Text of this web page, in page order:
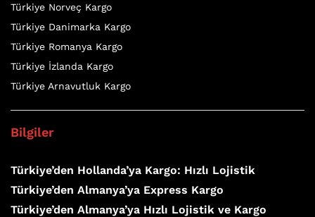
Türkiye Norveç Kargo
Türkiye Danimarka Kargo
Türkiye Romanya Kargo
Türkiye İzlanda Kargo
Türkiye Arnavutluk Kargo
Bilgiler
Türkiye’den Hollanda’ya Kargo: Hızlı Lojistik
Türkiye’den Almanya’ya Express Kargo
Türkiye’den Almanya’ya Hızlı Lojistik ve Kargo